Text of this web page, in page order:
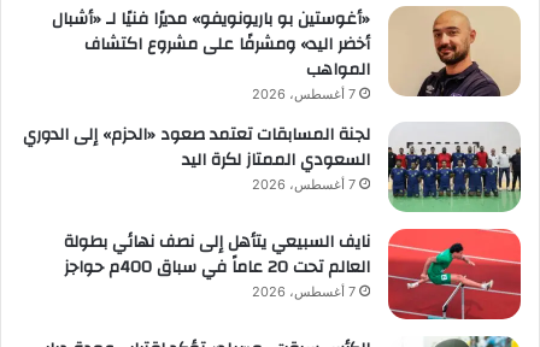
«أغوستين بو باريونويفو» مديرًا فنيًا لـ «أشبال
أخضر اليد» ومشرفًا على مشروع اكتشاف
المواهب
7 أغسطس، 2026
لجنة المسابقات تعتمد صعود «الحزم» إلى الدوري
السعودي الممتاز لكرة اليد
7 أغسطس، 2026
نايف السبيعي يتأهل إلى نصف نهائي بطولة
العالم تحت 20 عاماً في سباق 400م حواجز
7 أغسطس، 2026